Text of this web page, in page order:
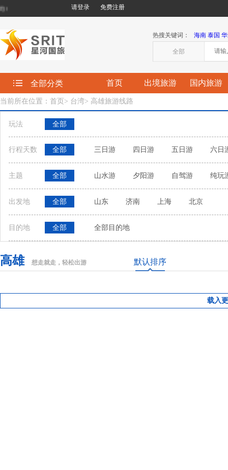
欢迎您来到星河国际旅行社有限责任公司!
请登录 免费注册
热搜关键词： 海南 泰国
全部
全部分类 首页 出境旅游 国内旅游
当前所在位置：首页 > 台湾> 高雄旅游线路
玩法 全部
行程天数 全部 三日游 四日游 五日游 六日
主题 全部 山水游 夕阳游 自驾游 纯玩
出发地 全部 山东 济南 上海 北京
目的地 全部 全部目的地
高雄 想走就走，轻松出游 默认排序
载入